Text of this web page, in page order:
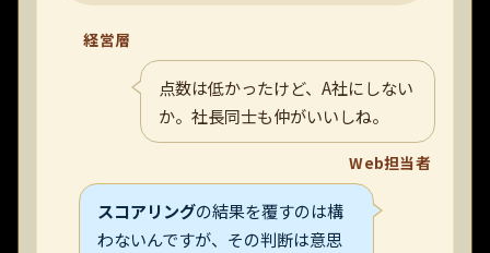
経営層
点数は低かったけど、A社にしない
か。社長同士も仲がいいしね。
Web担当者
スコアリングの結果を覆すのは構
わないんですが、その判断は意思